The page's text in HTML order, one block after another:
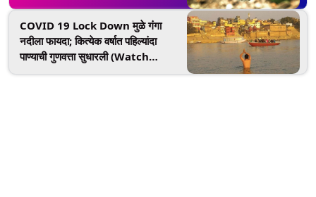
COVID 19 Lock Down मुळे गंगा
नदीला फायदा; कित्येक वर्षात पहिल्यांदा
पाण्याची गुणवत्ता सुधारली (Watch